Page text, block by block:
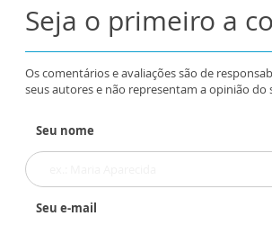
Seja o primeiro a
Os comentários e avaliações são de
seus autores e não representam a opinião do
Seu nome
Seu e-mail